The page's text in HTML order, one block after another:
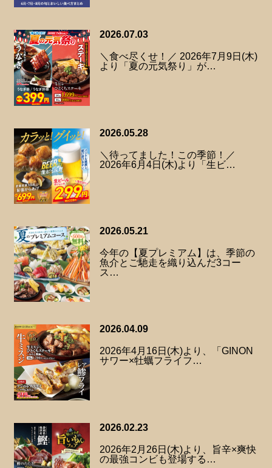
2026.07.03
＼食べ尽くせ！／ 2026年7月9日(木)
より「夏の元気祭り」が…
2026.05.28
＼待ってました！この季節！／
2026年6月4日(木)より「生ビ…
2026.05.21
今年の【夏プレミアム】は、季節の
魚介とご馳走を織り込んだ3コー
ス…
2026.04.09
2026年4月16日(木)より、「GINON
サワー×牡蠣フライフ…
2026.02.23
2026年2月26日(木)より、旨辛×爽快
の最強コンビも登場する…